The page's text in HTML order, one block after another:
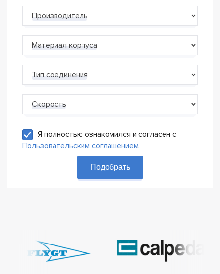
Производитель
Материал корпуса
Тип соединения
Скорость
Я полностью ознакомился и согласен с
Пользовательским соглашением.
Подобрать